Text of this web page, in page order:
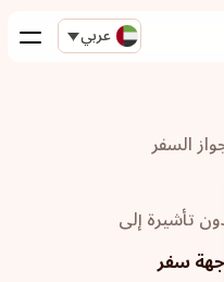
عربي
السفر
تأشيرة إلى
سفر